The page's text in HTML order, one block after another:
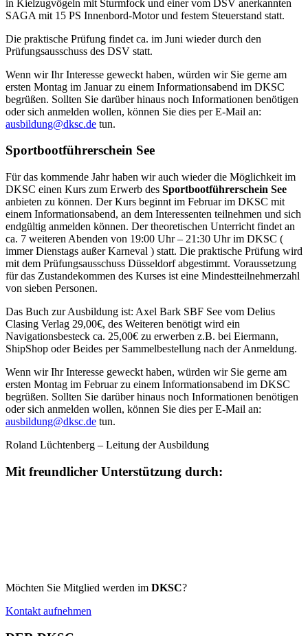
in Kielzugvögeln mit Sturmfock und einer vom DSV anerkannten
SAGA mit 15 PS Innenbord-Motor und festem Steuerstand statt.
Die praktische Prüfung findet ca. im Juni wieder durch den
Prüfungsausschuss des DSV statt.
Wenn wir Ihr Interesse geweckt haben, würden wir Sie gerne am
ersten Montag im Januar zu einem Informationsabend im DKSC
begrüßen. Sollten Sie darüber hinaus noch Informationen benötigen
oder sich anmelden wollen, können Sie dies per E-Mail an:
ausbildung@dksc.de tun.
Sportbootführerschein See
Für das kommende Jahr haben wir auch wieder die Möglichkeit im
DKSC einen Kurs zum Erwerb des Sportbootführerschein See
anbieten zu können. Der Kurs beginnt im Februar im DKSC mit
einem Informationsabend, an dem Interessenten teilnehmen und sich
endgültig anmelden können. Der theoretischen Unterricht findet an
ca. 7 weiteren Abenden von 19:00 Uhr – 21:30 Uhr im DKSC (
immer Dienstags außer Karneval ) statt. Die praktische Prüfung wird
mit dem Prüfungsausschuss Düsseldorf abgestimmt. Voraussetzung
für das Zustandekommen des Kurses ist eine Mindestteilnehmerzahl
von sieben Personen.
Das Buch zur Ausbildung ist: Axel Bark SBF See vom Delius
Clasing Verlag 29,00€, des Weiteren benötigt wird ein
Navigationsbesteck ca. 25,00€ zu erwerben z.B. bei Eiermann,
ShipShop oder Beides per Sammelbestellung nach der Anmeldung.
Wenn wir Ihr Interesse geweckt haben, würden wir Sie gerne am
ersten Montag im Februar zu einem Informationsabend im DKSC
begrüßen. Sollten Sie darüber hinaus noch Informationen benötigen
oder sich anmelden wollen, können Sie dies per E-Mail an:
ausbildung@dksc.de tun.
Roland Lüchtenberg – Leitung der Ausbildung
Mit freundlicher Unterstützung durch:
Möchten Sie Mitglied werden im DKSC?
Kontakt aufnehmen